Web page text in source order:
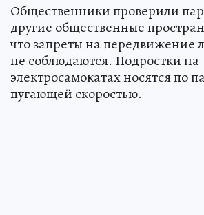
Общественники проверили
другие общественные
что запреты на
не соблюдаются. Подростки на
электросамокатах носятся по
пугающей скоростью.